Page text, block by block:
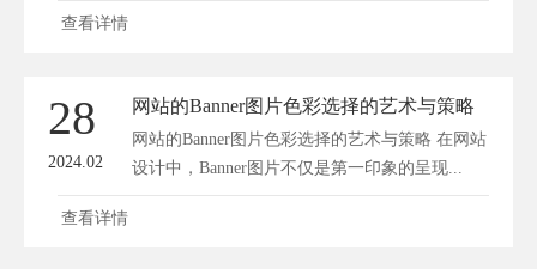
查看详情
28
2024.02
网站的Banner图片色彩选择的艺术与策略
网站的Banner图片色彩选择的艺术与策略 在网站
设计中，Banner图片不仅是第一印象的呈现...
查看详情